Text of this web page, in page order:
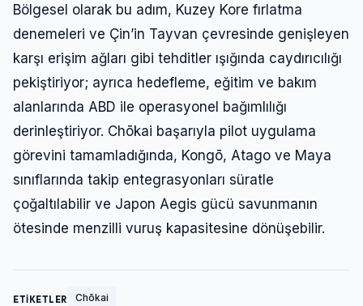
Bölgesel olarak bu adım, Kuzey Kore fırlatma
denemeleri ve Çin’in Tayvan çevresinde genişleyen
karşı erişim ağları gibi tehditler ışığında caydırıcılığı
pekiştiriyor; ayrıca hedefleme, eğitim ve bakım
alanlarında ABD ile operasyonel bağımlılığı
derinleştiriyor. Chōkai başarıyla pilot uygulama
görevini tamamladığında, Kongō, Atago ve Maya
sınıflarında takip entegrasyonları süratle
çoğaltılabilir ve Japon Aegis gücü savunmanın
ötesinde menzilli vuruş kapasitesine dönüşebilir.
ETİKETLER Chōkai